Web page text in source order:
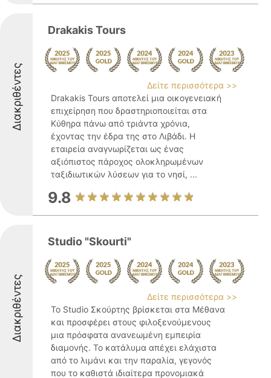
Διακριθέντες
Drakakis Tours
Δείτε περισσότερα >>
Drakakis Tours αποτελεί μια οικογενειακή
επιχείρηση που δραστηριοποιείται στα
Κύθηρα πάνω από τριάντα χρόνια,
έχοντας την έδρα της στο Λιβάδι. Η
εταιρεία αναγνωρίζεται ως ένας
αξιόπιστος πάροχος ολοκληρωμένων
ταξιδιωτικών λύσεων για το νησί, ...
9.8
Διακριθέντες
Studio "Skourti"
Δείτε περισσότερα >>
Το Studio Σκούρτης βρίσκεται στα Μέθανα
και προσφέρει στους φιλοξενούμενους
μια πρόσφατα ανανεωμένη εμπειρία
διαμονής. Το κατάλυμα απέχει ελάχιστα
από το λιμάνι και την παραλία, γεγονός
που το καθιστά ιδιαίτερα προνομιακά